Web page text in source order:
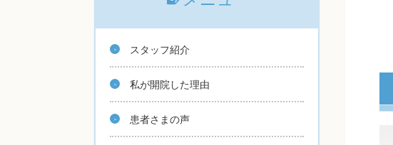
スタッフ紹介
私が開院した理由
患者さまの声